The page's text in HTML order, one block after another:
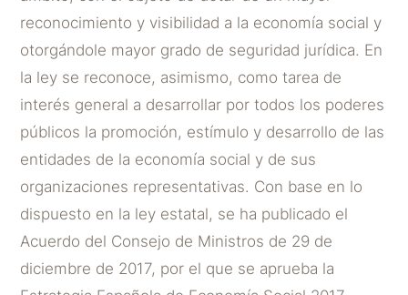
reconocimiento y visibilidad a la economía social y
otorgándole mayor grado de seguridad jurídica. En
la ley se reconoce, asimismo, como tarea de
interés general a desarrollar por todos los poderes
públicos la promoción, estímulo y desarrollo de las
entidades de la economía social y de sus
organizaciones representativas. Con base en lo
dispuesto en la ley estatal, se ha publicado el
Acuerdo del Consejo de Ministros de 29 de
diciembre de 2017, por el que se aprueba la